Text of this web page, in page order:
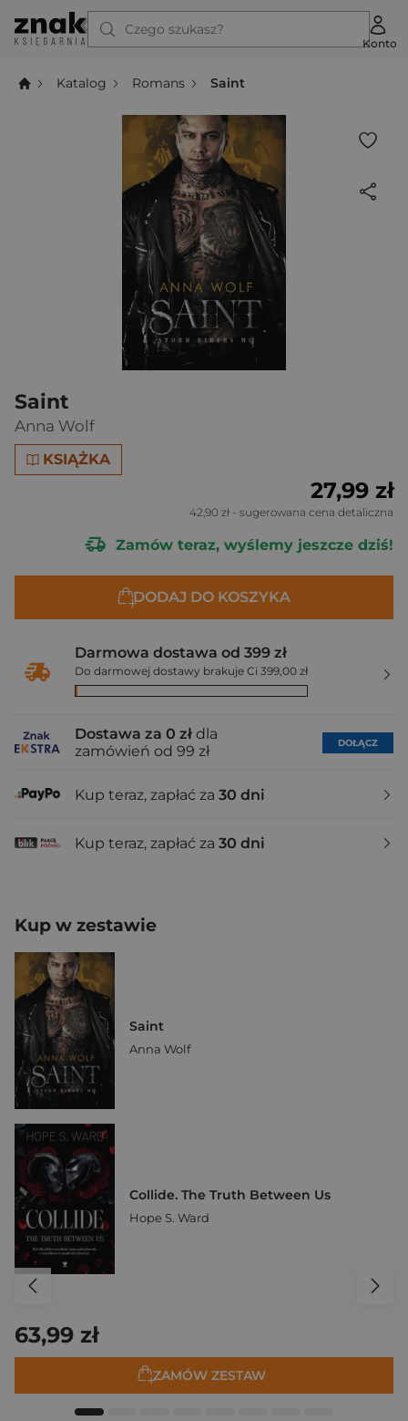
Czego szukasz?
Konto
Katalog Romans Saint
Saint
Anna Wolf
KSIĄŻKA
27,99 zł
42,90 zł - sugerowana cena detaliczna
Zamów teraz, wyślemy jeszcze dziś!
DODAJ DO KOSZYKA
Darmowa dostawa od 399 zł
Do darmowej dostawy brakuje Ci 399,00 zł
Dostawa za 0 zł dla
zamówień od 99 zł
DOŁĄCZ
Kup teraz, zapłać za 30 dni
Kup teraz, zapłać za 30 dni
Kup w zestawie
Saint
Anna Wolf
Collide. The Truth Between Us
Hope S. Ward
63,99 zł
ZAMÓW ZESTAW